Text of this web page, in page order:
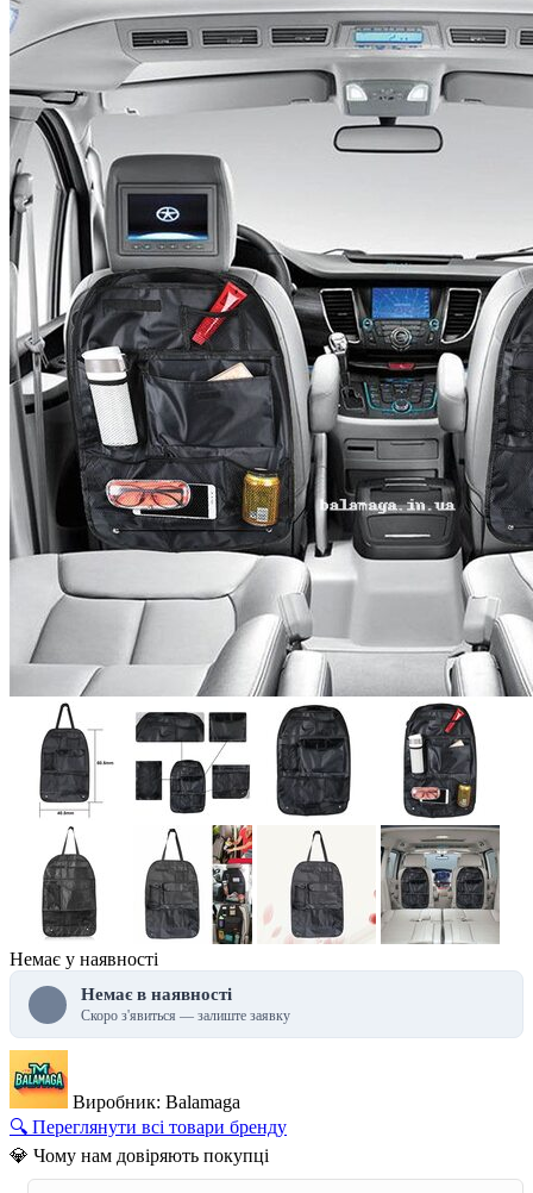
Немає у наявності
Немає в наявності
Скоро з'явиться — залиште заявку
Виробник: Balamaga
🔍 Переглянути всі товари бренду
💎 Чому нам довіряють покупці